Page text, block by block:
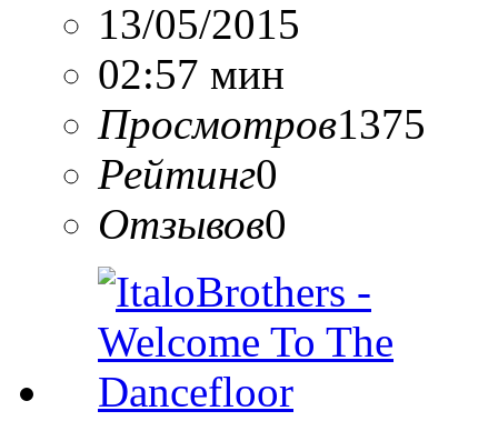
13/05/2015
02:57 мин
Просмотров1375
Рейтинг0
Отзывов0